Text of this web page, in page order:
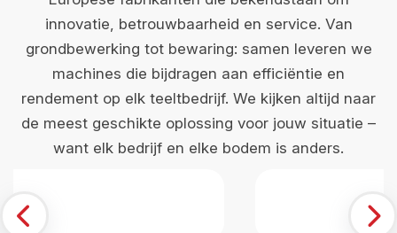
innovatie, betrouwbaarheid en service. Van
grondbewerking tot bewaring: samen leveren we
machines die bijdragen aan efficiëntie en
rendement op elk teeltbedrijf. We kijken altijd naar
de meest geschikte oplossing voor jouw situatie –
want elk bedrijf en elke bodem is anders.